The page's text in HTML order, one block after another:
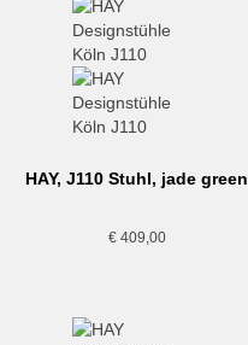
HAY, J110 Stuhl, jade green
€409,00